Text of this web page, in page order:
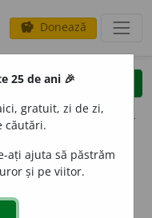
savings Donează
clear
opțiuni
declinări
25 de ani 🎉
gratuit, zi de zi,
căutări.
ați ajuta să păstrăm
și pe viitor.